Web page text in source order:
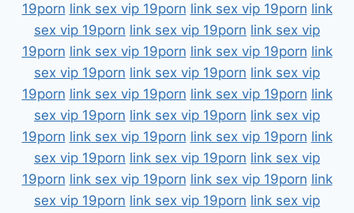
19porn link sex vip 19porn link sex vip 19porn link
sex vip 19porn link sex vip 19porn link sex vip
19porn link sex vip 19porn link sex vip 19porn link
sex vip 19porn link sex vip 19porn link sex vip
19porn link sex vip 19porn link sex vip 19porn link
sex vip 19porn link sex vip 19porn link sex vip
19porn link sex vip 19porn link sex vip 19porn link
sex vip 19porn link sex vip 19porn link sex vip
19porn link sex vip 19porn link sex vip 19porn link
sex vip 19porn link sex vip 19porn link sex vip